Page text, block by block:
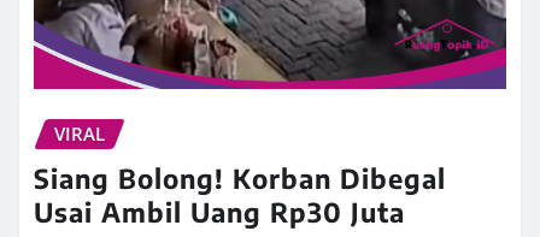
VIRAL
Siang Bolong! Korban Dibegal
Usai Ambil Uang Rp30 Juta